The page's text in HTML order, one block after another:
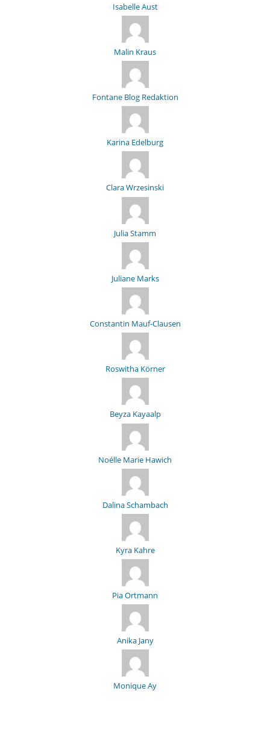
Isabelle Aust
Malin Kraus
Fontane Blog Redaktion
Karina Edelburg
Clara Wrzesinski
Julia Stamm
Juliane Marks
Constantin Mauf-Clausen
Roswitha Körner
Beyza Kayaalp
Noélle Marie Hawich
Dalina Schambach
Kyra Kahre
Pia Ortmann
Anika Jany
Monique Ay